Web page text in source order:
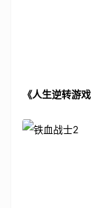
《人生逆转游戏